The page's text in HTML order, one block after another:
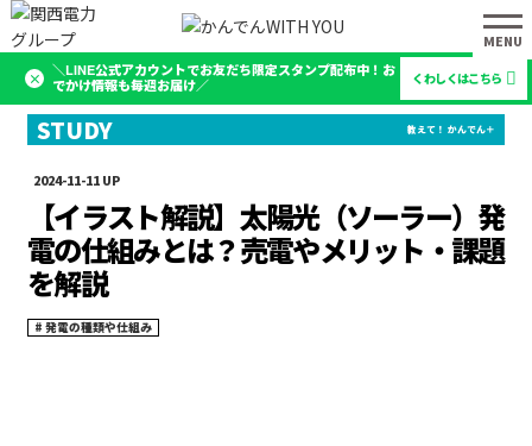
＼LINE公式アカウントでお友だち限定スタンプ配布中！お
でかけ情報も毎週お届け／
くわしくはこちら
2024-11-11
【イラスト解説】太陽光（ソーラー）発
電の仕組みとは？売電やメリット・課題
を解説
発電の種類や仕組み